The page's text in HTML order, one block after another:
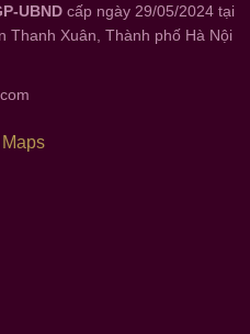
UBND cấp ngày 29/05/2024 tại
Thanh Xuân, Thành phố Hà Nội